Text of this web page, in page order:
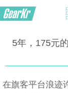
5年，175元
在旗客平台浪迹